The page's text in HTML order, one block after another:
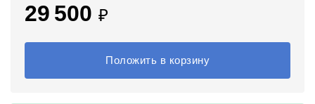
29 500 ₽
Положить в корзину